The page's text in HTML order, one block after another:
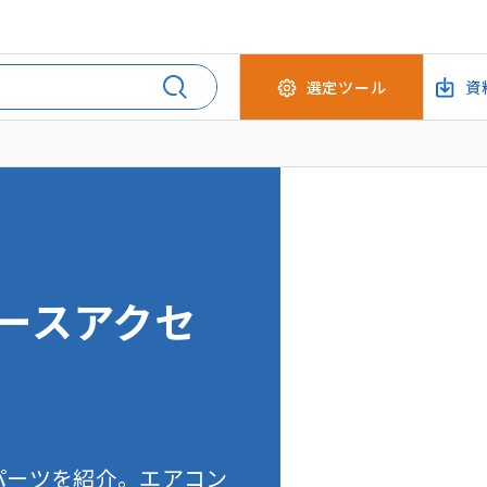
選定ツール 資
スアクセ
ツを紹介。エアコン